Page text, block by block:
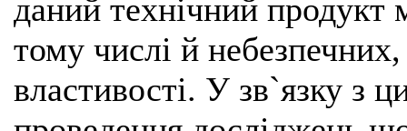
даний технічний
тому числі й
властивості. У зв`язку з